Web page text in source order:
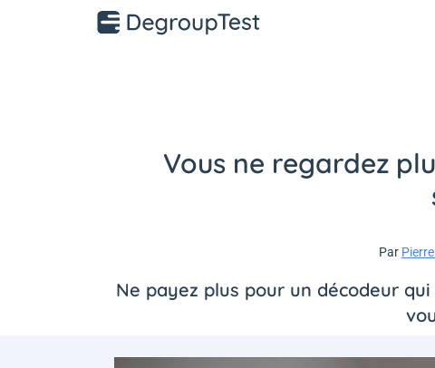
Vous ne regardez
Par
Ne payez plus pour un décodeur